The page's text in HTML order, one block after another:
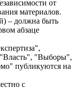
от
материалов.
– должна быть
абзаце
"Выборы",
публикуются на
с